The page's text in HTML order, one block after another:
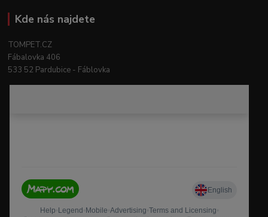
Kde nás najdete
TOMPET.CZ
Fábalovka 406
533 52 Pardubice - Fáblovka